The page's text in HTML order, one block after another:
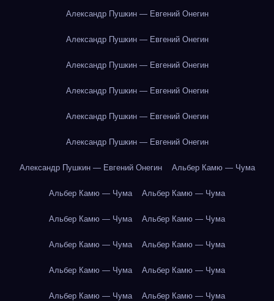
Александр Пушкин — Евгений Онегин
Александр Пушкин — Евгений Онегин
Александр Пушкин — Евгений Онегин
Александр Пушкин — Евгений Онегин
Александр Пушкин — Евгений Онегин
Александр Пушкин — Евгений Онегин
Александр Пушкин — Евгений Онегин Альбер Камю — Чума
Альбер Камю — Чума Альбер Камю — Чума
Альбер Камю — Чума Альбер Камю — Чума
Альбер Камю — Чума Альбер Камю — Чума
Альбер Камю — Чума Альбер Камю — Чума
Альбер Камю — Чума Альбер Камю — Чума